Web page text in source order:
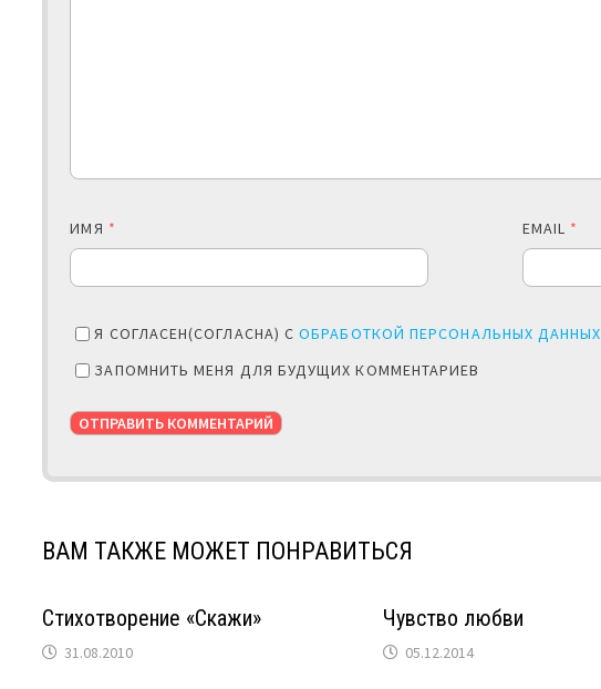
ИМЯ * EMAIL *
Я СОГЛАСЕН(СОГЛАСНА) СОБРАБОТКОЙ ПЕРСОНАЛЬНЫХ ДАННЫХ
ЗАПОМНИТЬ МЕНЯ ДЛЯ БУДУЩИХ КОММЕНТАРИЕВ
ВАМ ТАКЖЕ МОЖЕТ ПОНРАВИТЬСЯ
Стихотворение «Скажи»
31.08.2010
Чувство любви
05.12.2014